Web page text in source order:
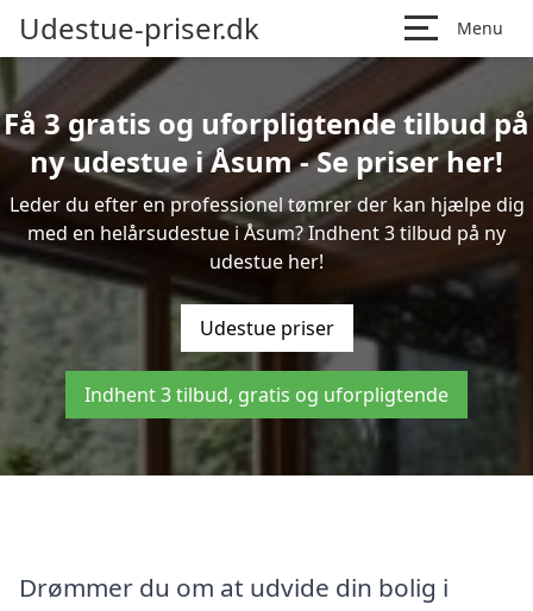
Udestue-priser.dk Menu
Få 3 gratis og uforpligtende tilbud på
ny udestue i Åsum - Se priser her!
Leder du efter en professionel tømrer der kan hjælpe dig
med en helårsudestue i Åsum? Indhent 3 tilbud på ny
udestue her!
Udestue priser
Indhent 3 tilbud, gratis og uforpligtende
Drømmer du om at udvide din bolig i